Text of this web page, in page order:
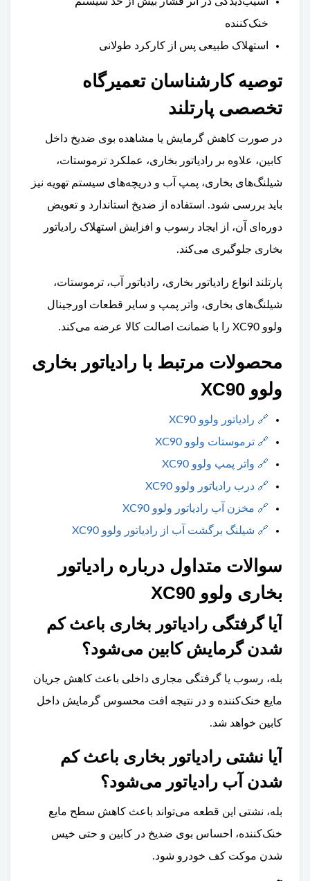
خنک‌کننده
استهلاک طبیعی پس از کارکرد طولانی
توصیه کارشناسان تعمیرگاه
تخصصی پارتلند
در صورت کاهش گرمایش یا مشاهده بوی ضدیخ داخل
کابین، علاوه بر رادیاتور بخاری، عملکرد ترموستات،
شیلنگ‌های بخاری، پمپ آب و دریچه‌های سیستم تهویه نیز
باید بررسی شود. استفاده از ضدیخ استاندارد و تعویض
دوره‌ای آن، از ایجاد رسوب و افزایش استهلاک رادیاتور
بخاری جلوگیری می‌کند.
پارتلند انواع رادیاتور بخاری، رادیاتور آب، ترموستات،
شیلنگ‌های بخاری، واتر پمپ و سایر قطعات اورجینال
ولوو XC90 را با ضمانت اصالت کالا عرضه می‌کند.
محصولات مرتبط با رادیاتور بخاری
ولوو XC90
🔗 رادیاتور ولوو XC90
🔗 ترموستات ولوو XC90
🔗 واتر پمپ ولوو XC90
🔗 درب رادیاتور ولوو XC90
🔗 مخزن آب رادیاتور ولوو XC90
🔗 شیلنگ برگشت آب از رادیاتور ولوو XC90
سوالات متداول درباره رادیاتور
بخاری ولوو XC90
آیا گرفتگی رادیاتور بخاری باعث کم
شدن گرمایش کابین می‌شود؟
بله، رسوب یا گرفتگی مجاری داخلی باعث کاهش جریان
مایع خنک‌کننده و در نتیجه افت محسوس گرمایش داخل
کابین خواهد شد.
آیا نشتی رادیاتور بخاری باعث کم
شدن آب رادیاتور می‌شود؟
بله، نشتی این قطعه می‌تواند باعث کاهش سطح مایع
خنک‌کننده، احساس بوی ضدیخ در کابین و حتی خیس
شدن موکت کف خودرو شود.